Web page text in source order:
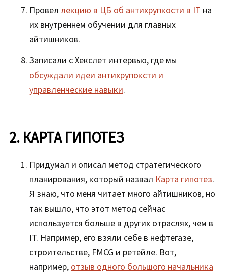
Провел лекцию в ЦБ об антихрупкости в IT на
их внутреннем обучении для главных
айтишников.
Записали с Хекслет интервью, где мы
обсуждали идеи антихрупоксти и
управленческие навыки.
2. КАРТА ГИПОТЕЗ
Придумал и описал метод стратегического
планирования, который назвал Карта гипотез.
Я знаю, что меня читает много айтишников, но
так вышло, что этот метод сейчас
используется больше в других отраслях, чем в
IT. Например, его взяли себе в нефтегазе,
строительстве, FMCG и ретейле. Вот,
например, отзыв одного большого начальника